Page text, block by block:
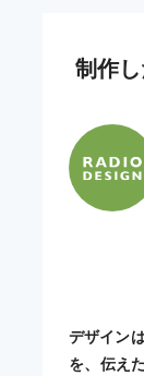
制作
デザイン
を、伝え